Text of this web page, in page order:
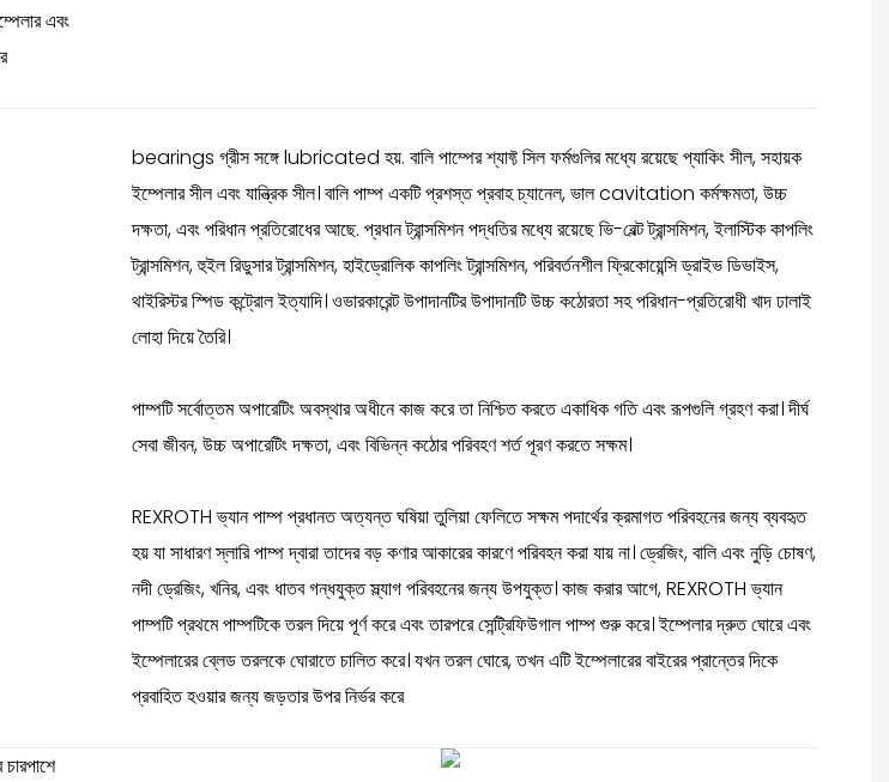
এবং
bearings গ্রীস সঙ্গে lubricated হয়. বালি পাম্পের শ্যাফ্ট সিল ফর্মগুলির মধ্যে রয়েছে প্যাকিং সীল, সহায়ক
ইম্পেলার সীল এবং যান্ত্রিক সীল। বালি পাম্প একটি প্রশস্ত প্রবাহ চ্যানেল, ভাল cavitation কর্মক্ষমতা, উচ্চ
দক্ষতা, এবং পরিধান প্রতিরোধের আছে. প্রধান ট্রান্সমিশন পদ্ধতির মধ্যে রয়েছে ভি-বেল্ট ট্রান্সমিশন, ইলাস্টিক কাপলিং
ট্রান্সমিশন, হুইল রিডুসার ট্রান্সমিশন, হাইড্রোলিক কাপলিং ট্রান্সমিশন, পরিবর্তনশীল ফ্রিকোয়েন্সি ড্রাইভ ডিভাইস,
থাইরিস্টর স্পিড কন্ট্রোল ইত্যাদি। ওভারকারেন্ট উপাদানটির উপাদানটি উচ্চ কঠোরতা সহ পরিধান-প্রতিরোধী খাদ ঢালাই
লোহা দিয়ে তৈরি।
পাম্পটি সর্বোত্তম অপারেটিং অবস্থার অধীনে কাজ করে তা নিশ্চিত করতে একাধিক গতি এবং রূপগুলি গ্রহণ করা। দীর্ঘ
সেবা জীবন, উচ্চ অপারেটিং দক্ষতা, এবং বিভিন্ন কঠোর পরিবহণ শর্ত পূরণ করতে সক্ষম।
REXROTH ভ্যান পাম্প প্রধানত অত্যন্ত ঘষিয়া তুলিয়া ফেলিতে সক্ষম পদার্থের ক্রমাগত পরিবহনের জন্য ব্যবহৃত
হয় যা সাধারণ স্লারি পাম্প দ্বারা তাদের বড় কণার আকারের কারণে পরিবহন করা যায় না। ড্রেজিং, বালি এবং নুড়ি চোষণ,
নদী ড্রেজিং, খনির, এবং ধাতব গন্ধযুক্ত স্ল্যাগ পরিবহনের জন্য উপযুক্ত। কাজ করার আগে, REXROTH ভ্যান
পাম্পটি প্রথমে পাম্পটিকে তরল দিয়ে পূর্ণ করে এবং তারপরে সেন্ট্রিফিউগাল পাম্প শুরু করে। ইম্পেলার দ্রুত ঘোরে এবং
ইম্পেলারের ব্লেড তরলকে ঘোরাতে চালিত করে। যখন তরল ঘোরে, তখন এটি ইম্পেলারের বাইরের প্রান্তের দিকে
প্রবাহিত হওয়ার জন্য জড়তার উপর নির্ভর করে